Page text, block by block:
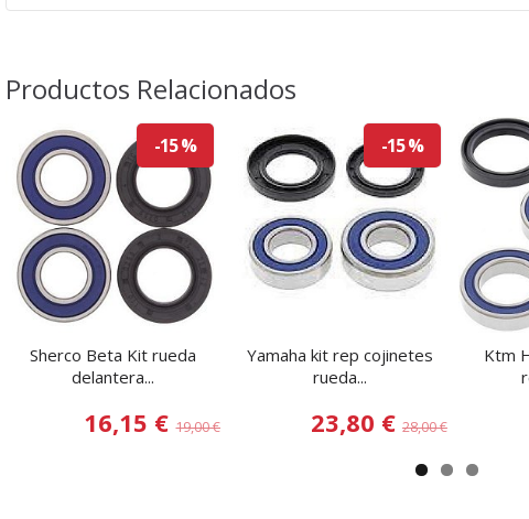
Productos Relacionados
-15 %
Sherco Beta Kit rueda
delantera...
16,15 €19,00 €
-15 %
Yamaha kit rep cojinetes
rueda...
23,80 € 28,00 €
Ktm